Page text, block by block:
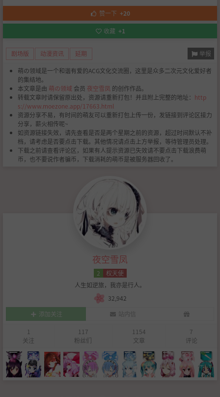
赞一下 +20
收藏 +1
剧场版 动漫资讯 延期 举报
萌の领域是一个和谐有爱的ACG文化交流圈，这里是众多二次元文化爱好者
的集结地。
本文章是由 萌の领域 会员 夜空雪凤 的创作作品。
转载文章时请保留原出处，资源请重新打包！并且附上完整的地址： http
s://www.moezone.app/17663.html
资源分享不易，有时间的萌友可以重新打包上传一份，发链接到评论区接力
分享，薪火相传呢~
如资源链接失效，请先查看是否是两个星期之前的资源，超过时间默认不补
档，请考虑是否要点击下载。其他情况请点击上方举报，等待管理员处理。
下载之前请查看评论区，如果有人提示资源已失效请不要点击下载浪费萌
币，也不要说作者骗币，下载消耗的萌币是被服务器回收了。
夜空雪凤
2
权天使
人生如逆旅，我亦是行人。
32,942
添加关注
站内信
1
关注
117
粉丝们
1154
文章
7
评论